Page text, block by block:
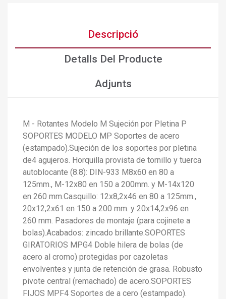
Descripció
Detalls Del Producte
Adjunts
M - Rotantes Modelo M Sujeción por Pletina P
SOPORTES MODELO MP Soportes de acero
(estampado).Sujeción de los soportes por pletina
de4 agujeros. Horquilla provista de tornillo y tuerca
autoblocante (8.8): DIN-933 M8x60 en 80 a
125mm., M-12x80 en 150 a 200mm. y M-14x120
en 260 mm.Casquillo: 12x8,2x46 en 80 a 125mm.,
20x12,2x61 en 150 a 200 mm. y 20x14,2x96 en
260 mm. Pasadores de montaje (para cojinete a
bolas).Acabados: zincado brillante.SOPORTES
GIRATORIOS MPG4 Doble hilera de bolas (de
acero al cromo) protegidas por cazoletas
envolventes y junta de retención de grasa. Robusto
pivote central (remachado) de acero.SOPORTES
FIJOS MPF4 Soportes de a cero (estampado).